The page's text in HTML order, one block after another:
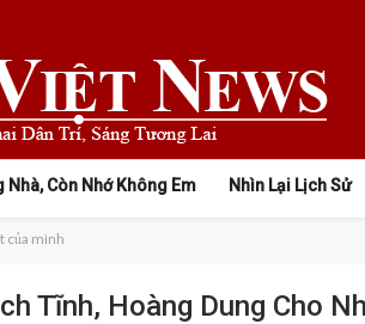
Nhà, Còn Nhớ Không Em Nhìn Lại Lịch Sử
của mình
Tĩnh, Hoàng Dung Cho